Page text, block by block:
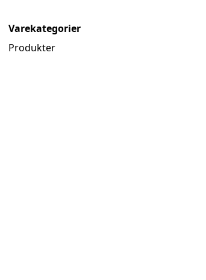
Varekategorier
Produkter